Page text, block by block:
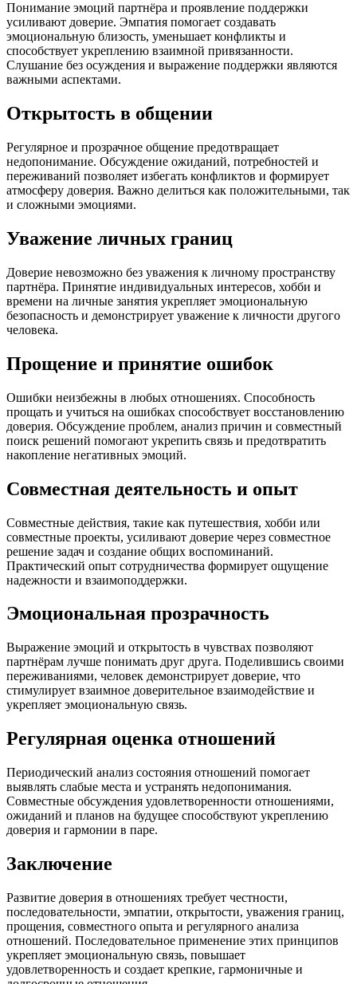
Понимание эмоций партнёра и проявление поддержки
усиливают доверие. Эмпатия помогает создавать
эмоциональную близость, уменьшает конфликты и
способствует укреплению взаимной привязанности.
Слушание без осуждения и выражение поддержки являются
важными аспектами.
Открытость в общении
Регулярное и прозрачное общение предотвращает
недопонимание. Обсуждение ожиданий, потребностей и
переживаний позволяет избегать конфликтов и формирует
атмосферу доверия. Важно делиться как положительными, так
и сложными эмоциями.
Уважение личных границ
Доверие невозможно без уважения к личному пространству
партнёра. Принятие индивидуальных интересов, хобби и
времени на личные занятия укрепляет эмоциональную
безопасность и демонстрирует уважение к личности другого
человека.
Прощение и принятие ошибок
Ошибки неизбежны в любых отношениях. Способность
прощать и учиться на ошибках способствует восстановлению
доверия. Обсуждение проблем, анализ причин и совместный
поиск решений помогают укрепить связь и предотвратить
накопление негативных эмоций.
Совместная деятельность и опыт
Совместные действия, такие как путешествия, хобби или
совместные проекты, усиливают доверие через совместное
решение задач и создание общих воспоминаний.
Практический опыт сотрудничества формирует ощущение
надежности и взаимоподдержки.
Эмоциональная прозрачность
Выражение эмоций и открытость в чувствах позволяют
партнёрам лучше понимать друг друга. Поделившись своими
переживаниями, человек демонстрирует доверие, что
стимулирует взаимное доверительное взаимодействие и
укрепляет эмоциональную связь.
Регулярная оценка отношений
Периодический анализ состояния отношений помогает
выявлять слабые места и устранять недопонимания.
Совместные обсуждения удовлетворенности отношениями,
ожиданий и планов на будущее способствуют укреплению
доверия и гармонии в паре.
Заключение
Развитие доверия в отношениях требует честности,
последовательности, эмпатии, открытости, уважения границ,
прощения, совместного опыта и регулярного анализа
отношений. Последовательное применение этих принципов
укрепляет эмоциональную связь, повышает
удовлетворенность и создает крепкие, гармоничные и